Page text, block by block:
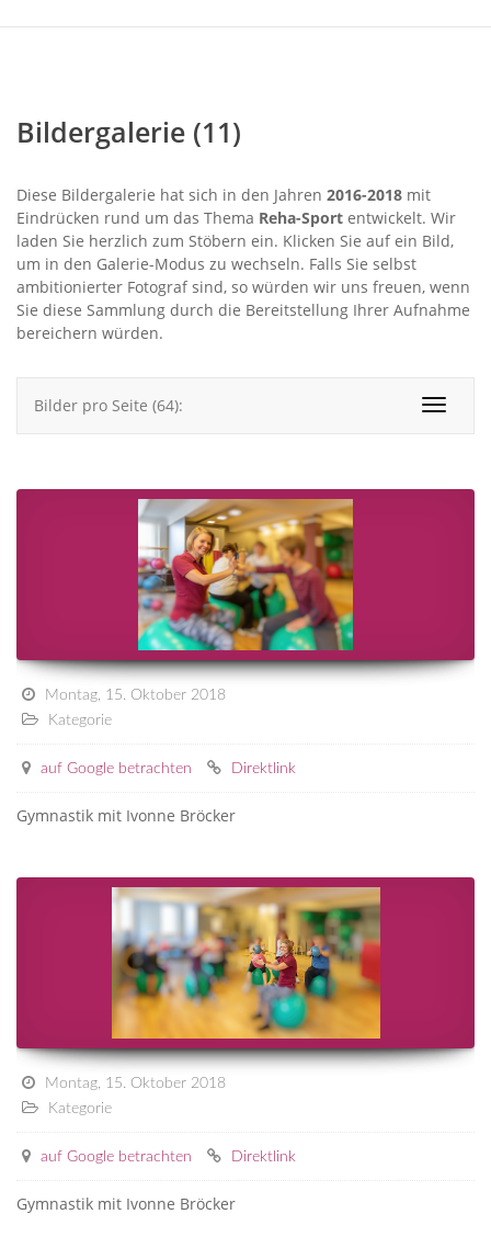
Bildergalerie (11)
Diese Bildergalerie hat sich in den Jahren 2016-2018 mit
Eindrücken rund um das Thema Reha-Sport entwickelt. Wir
laden Sie herzlich zum Stöbern ein. Klicken Sie auf ein Bild,
um in den Galerie-Modus zu wechseln. Falls Sie selbst
ambitionierter Fotograf sind, so würden wir uns freuen, wenn
Sie diese Sammlung durch die Bereitstellung Ihrer Aufnahme
bereichern würden.
Toggle
Bilder pro Seite (64):
Montag, 15. Oktober 2018
Kategorie
auf Google betrachten Direktlink
Gymnastik mit Ivonne Bröcker
Montag, 15. Oktober 2018
Kategorie
auf Google betrachten Direktlink
Gymnastik mit Ivonne Bröcker